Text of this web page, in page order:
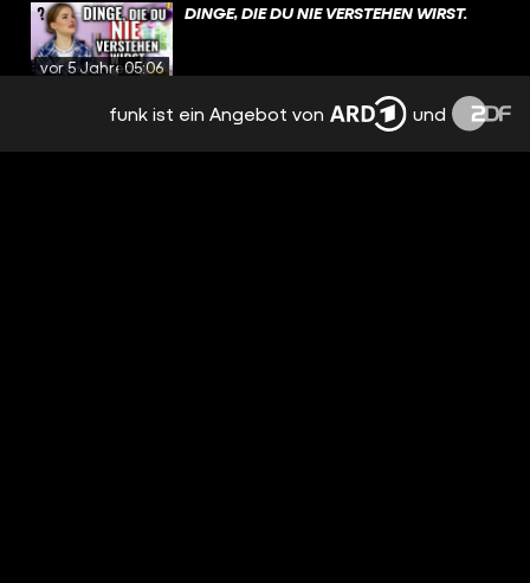
vor 5 Jahren05:06
DINGE, DIE DU NIE VERSTEHEN WIRST.
DUMME GEDANKEN EINER MÜCKE
funk ist ein Angebot von und